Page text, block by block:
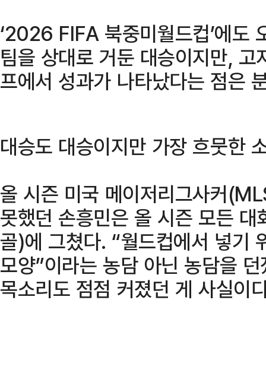
‘2026 FIFA 북중미월드컵’에도
팀을 상대로 거둔 대승이지만,
프에서 성과가 나타났다는 점은
대승도 대승이지만 가장 흐뭇한
올 시즌 미국 메이저리그사커
못했던 손흥민은 올 시즌 모든
골)에 그쳤다. “월드컵에서 넣기
모양”이라는 농담 아닌 농담을
목소리도 점점 커졌던 게 사실이